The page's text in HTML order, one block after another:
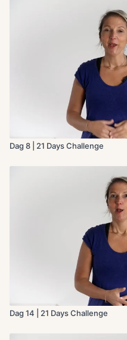
Dag 8 | 21 Days Challenge
Dag 14 | 21 Days Challenge